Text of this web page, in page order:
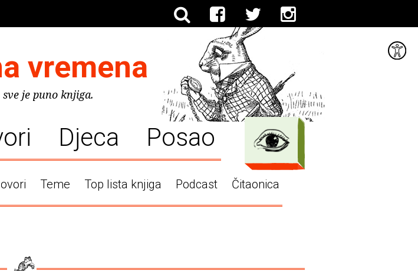
vremena
sve je puno knjiga.
Djeca Posao
Teme Top lista knjiga Podcast Čitaonica